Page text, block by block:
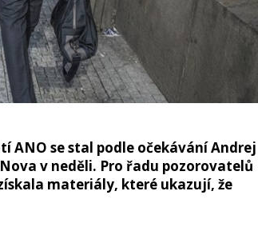
ANO se stal podle očekávání Andrej
v neděli. Pro řadu pozorovatelů
materiály, které ukazují, že